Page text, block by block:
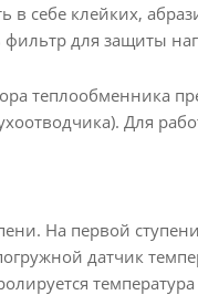
в себе клейких,
фильтр для защиты
теплообменника
Для
На первой
датчик